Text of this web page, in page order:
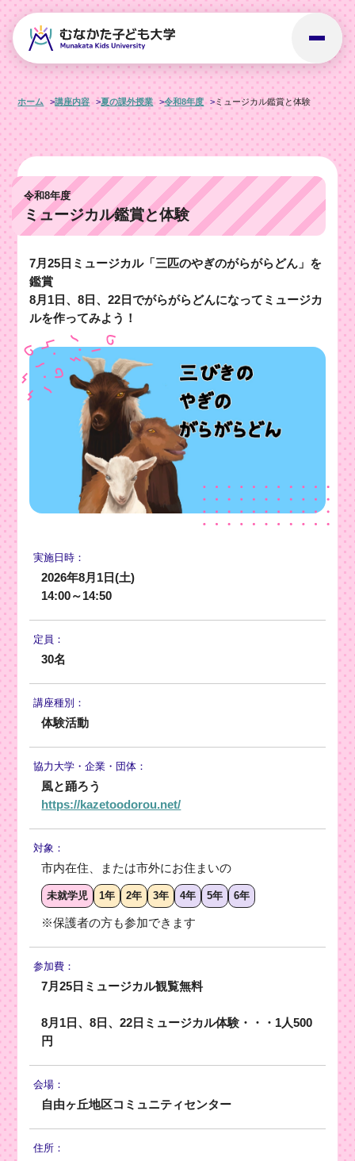
ホーム 講座内容 夏の課外授業 令和8年度 ミュージカル鑑賞と体験
令和8年度
ミュージカル鑑賞と体験
7月25日ミュージカル「三匹のやぎのがらがらどん」を
鑑賞
8月1日、8日、22日でがらがらどんになってミュージカ
ルを作ってみよう！
実施日時：
2026年8月1日(土)
14:00～14:50
定員：
30名
講座種別：
体験活動
協力大学・企業・団体：
風と踊ろう
https://kazetoodorou.net/
対象：
市内在住、または市外にお住まいの
未就学児 1年 2年 3年 4年 5年 6年
※保護者の方も参加できます
参加費：
7月25日ミュージカル観覧無料
8月1日、8日、22日ミュージカル体験・・・1人500
円
会場：
自由ヶ丘地区コミュニティセンター
住所：